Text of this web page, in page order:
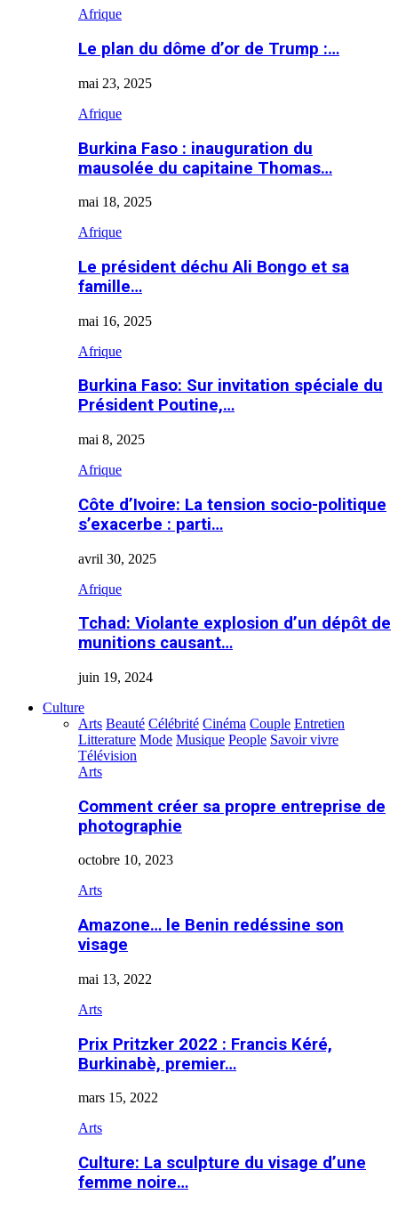
Afrique
Le plan du dôme d’or de Trump :…
mai 23, 2025
Afrique
Burkina Faso : inauguration du
mausolée du capitaine Thomas…
mai 18, 2025
Afrique
Le président déchu Ali Bongo et sa
famille…
mai 16, 2025
Afrique
Burkina Faso: Sur invitation spéciale du
Président Poutine,…
mai 8, 2025
Afrique
Côte d’Ivoire: La tension socio-politique
s’exacerbe : parti…
avril 30, 2025
Afrique
Tchad: Violante explosion d’un dépôt de
munitions causant…
juin 19, 2024
Culture
Arts Beauté Célébrité Cinéma Couple Entretien
Litterature Mode Musique People Savoir vivre
Télévision
Arts
Comment créer sa propre entreprise de
photographie
octobre 10, 2023
Arts
Amazone… le Benin redéssine son
visage
mai 13, 2022
Arts
Prix Pritzker 2022 : Francis Kéré,
Burkinabè, premier…
mars 15, 2022
Arts
Culture: La sculpture du visage d’une
femme noire…